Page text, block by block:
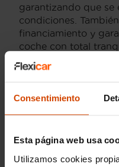
Consentimiento
Esta página web usa
Utilizamos cookies
garantizando que se
condiciones.
financiamiento y
coche con total